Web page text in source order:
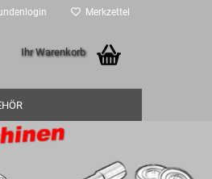
Merkzettel
Ihr Warenkorb